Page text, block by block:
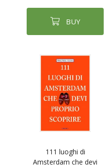
BUY
111 luoghi di
Amsterdam che devi